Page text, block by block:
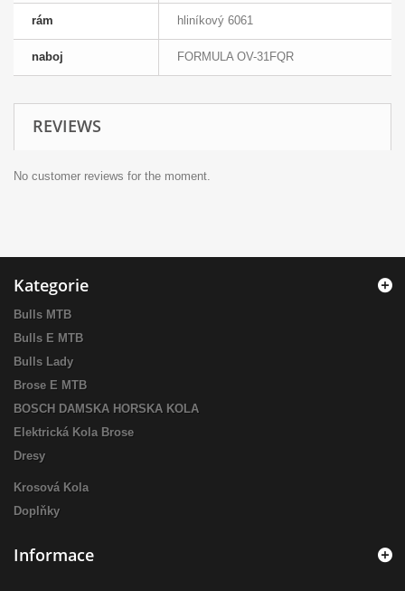
rám hliníkový 6061
naboj FORMULA OV-31FQR
REVIEWS
No customer reviews for the moment.
Kategorie
Bulls MTB
Bulls E MTB
Bulls Lady
Brose E MTB
BOSCH DAMSKA HORSKA KOLA
Elektrická Kola Brose
Dresy
Krosová Kola
Doplňky
Informace